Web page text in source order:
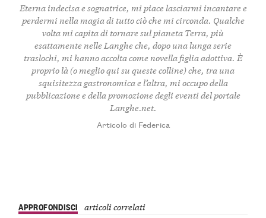
Eterna indecisa e sognatrice, mi piace lasciarmi incantare e
perdermi nella magia di tutto ciò che mi circonda. Qualche
volta mi capita di tornare sul pianeta Terra, più
esattamente nelle Langhe che, dopo una lunga serie
traslochi, mi hanno accolta come novella figlia adottiva. È
proprio là (o meglio qui su queste colline) che, tra una
squisitezza gastronomica e l’altra, mi occupo della
pubblicazione e della promozione degli eventi del portale
Langhe.net.
Articolo di Federica
APPROFONDISCI articoli correlati